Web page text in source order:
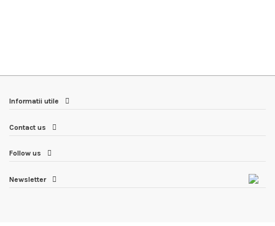
Informatii utile
Contact us
Follow us
Newsletter